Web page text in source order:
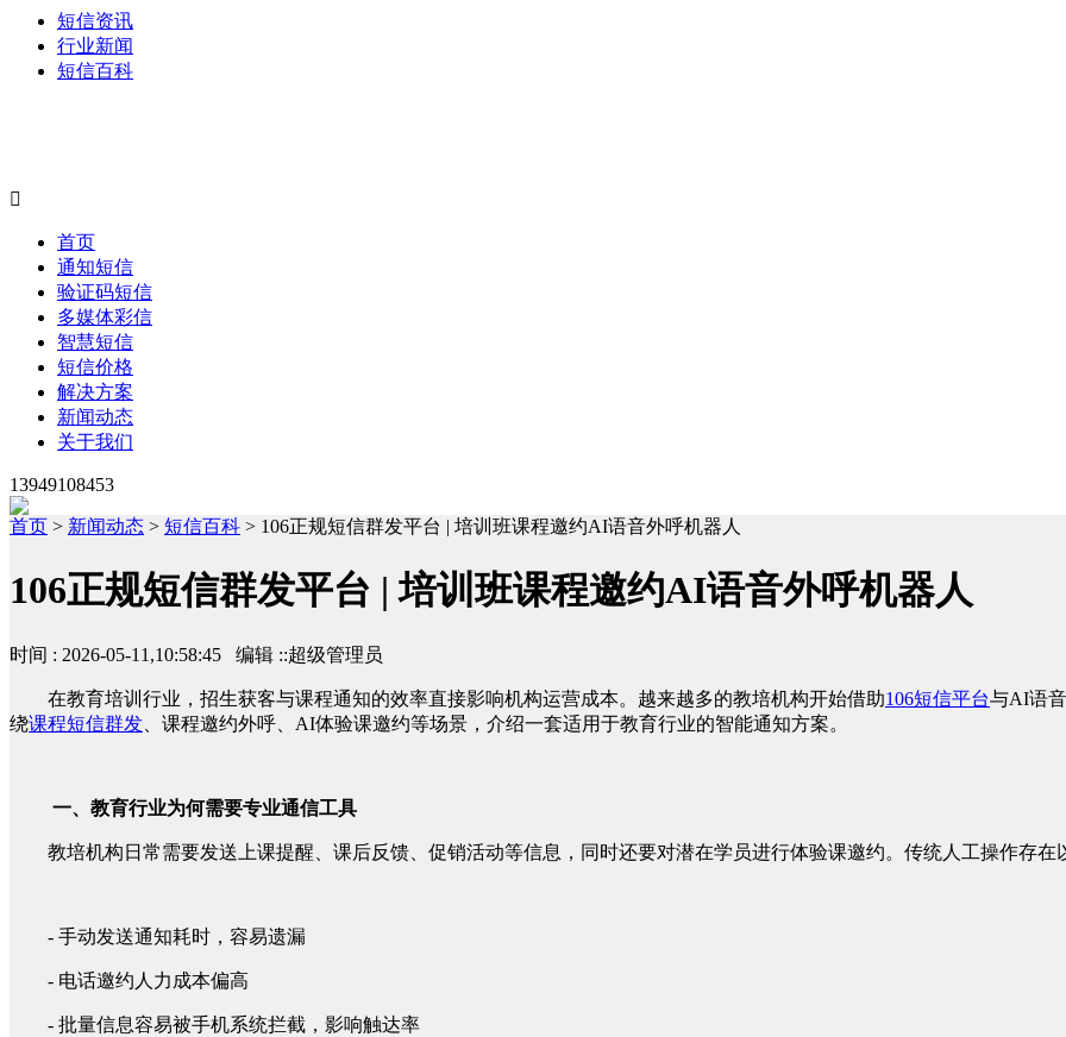
短信资讯
行业新闻
短信百科

首页
通知短信
验证码短信
多媒体彩信
智慧短信
短信价格
解决方案
新闻动态
关于我们
13949108453
首页 > 新闻动态 > 短信百科 > 106正规短信群发平台 | 培训班课程邀约AI语音外呼机器人
106正规短信群发平台 | 培训班课程邀约AI语音外呼机器人
时间 : 2026-05-11,10:58:45 编辑 ::超级管理员
在教育培训行业，招生获客与课程通知的效率直接影响机构运营成本。越来越多的教培机构开始借助106短信平台与AI语
绕课程短信群发 、课程邀约外呼、AI体验课邀约等场景，介绍一套适用于教育行业的智能通知方案。
一、教育行业为何需要专业通信工具
教培机构日常需要发送上课提醒、课后反馈、促销活动等信息，同时还要对潜在学员进行体验课邀约。传统人工操作存在
- 手动发送通知耗时，容易遗漏
- 电话邀约人力成本偏高
- 批量信息容易被手机系统拦截，影响触达率